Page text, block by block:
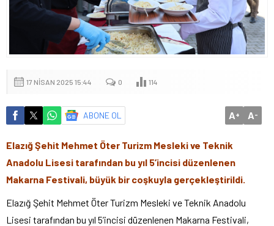
17 NISAN 2025 15:44 0 114
ABONE OL A+ A-
Elazığ Şehit Mehmet Öter Turizm Mesleki ve Teknik
Anadolu Lisesi tarafından bu yıl 5’incisi düzenlenen
Makarna Festivali, büyük bir coşkuyla gerçekleştirildi.
Elazığ Şehit Mehmet Öter Turizm Mesleki ve Teknik Anadolu
Lisesi tarafından bu yıl 5’incisi düzenlenen Makarna Festivali,